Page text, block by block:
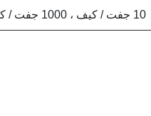
10 جفت / کیف ، 1000 جفت / کارتن